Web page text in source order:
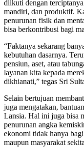
diikuti dengan
mandiri, dan produktif.
penurunan fisik dan
bisa berkontribusi bagi
“Faktanya sekarang
kebutuhan dasarnya.
pensiun, aset, atau
layanan kita kepada
dikhianati,” tegas Sri
Selain bertujuan
juga mengatakan,
Lansia. Hal ini juga bisa
penurunan angka
ekonomi tidak hanya
maupun masyarakat